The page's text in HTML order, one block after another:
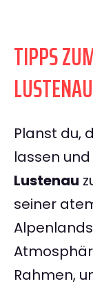
TIPPS
LUSTENAU
Planst du,
lassen
Lustenau
seiner
Rahmen,